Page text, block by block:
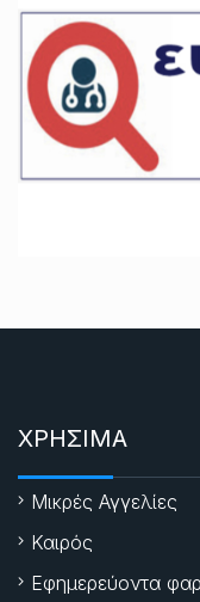
ΧΡΗΣΙΜΑ
Μικρές Αγγελίες
Καιρός
Εφημερεύοντα